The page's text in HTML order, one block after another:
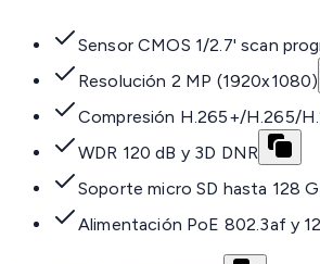
Sensor CMOS 1/2.7' scan
Resolución 2 MP (1920x1080)
Compresión H.265+/H.265/
WDR 120 dB y 3D DNR
Soporte micro SD hasta 128
Alimentación PoE 802.3af y